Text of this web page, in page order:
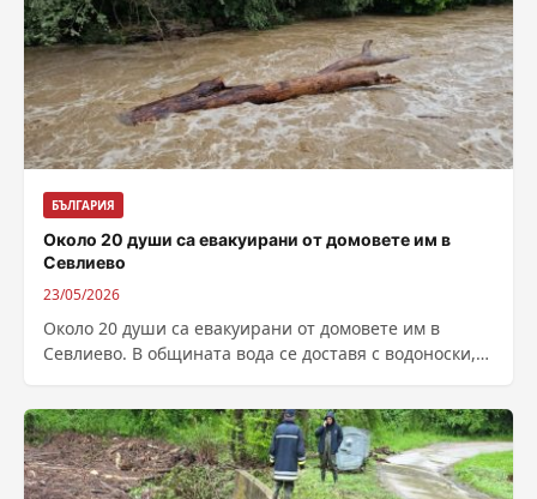
БЪЛГАРИЯ
Около 20 души са евакуирани от домовете им в
Севлиево
23/05/2026
Около 20 души са евакуирани от домовете им в
Севлиево. В общината вода се доставя с водоноски,